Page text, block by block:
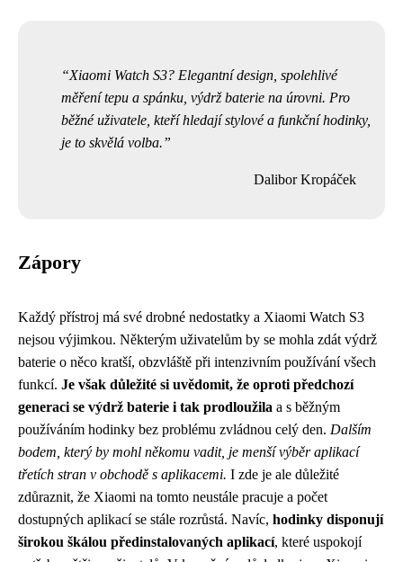
Xiaomi Watch S3? Elegantní design, spolehlivé
měření tepu a spánku, výdrž baterie na úrovni. Pro
běžné uživatele, kteří hledají stylové a funkční hodinky,
je to skvělá volba.
Dalibor Kropáček
Zápory
Každý přístroj má své drobné nedostatky a Xiaomi Watch S3
nejsou výjimkou. Některým uživatelům by se mohla zdát výdrž
baterie o něco kratší, obzvláště při intenzivním používání všech
funkcí. Je však důležité si uvědomit, že oproti předchozí
generaci se výdrž baterie i tak prodloužila a s běžným
používáním hodinky bez problému zvládnou celý den. Dalším
bodem, který by mohl někomu vadit, je menší výběr aplikací
třetích stran v obchodě s aplikacemi. I zde je ale důležité
zdůraznit, že Xiaomi na tomto neustále pracuje a počet
dostupných aplikací se stále rozrůstá. Navíc, hodinky disponují
širokou škálou předinstalovaných aplikací, které uspokojí